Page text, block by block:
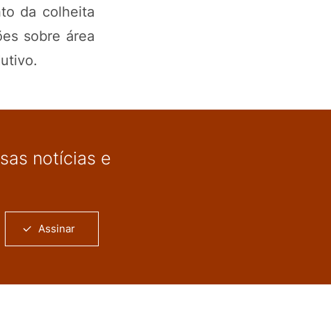
da colheita
sobre área
notícias e
Assinar